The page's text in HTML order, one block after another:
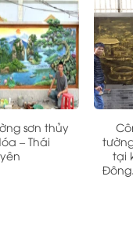
sơn thủy
– Thái
tại